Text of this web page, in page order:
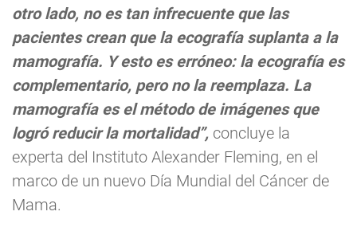
otro lado, no es tan infrecuente que las
pacientes crean que la ecografía suplanta a la
mamografía. Y esto es erróneo: la ecografía es
complementario, pero no la reemplaza. La
mamografía es el método de imágenes que
logró reducir la mortalidad”, concluye la
experta del Instituto Alexander Fleming, en el
marco de un nuevo Día Mundial del Cáncer de
Mama.